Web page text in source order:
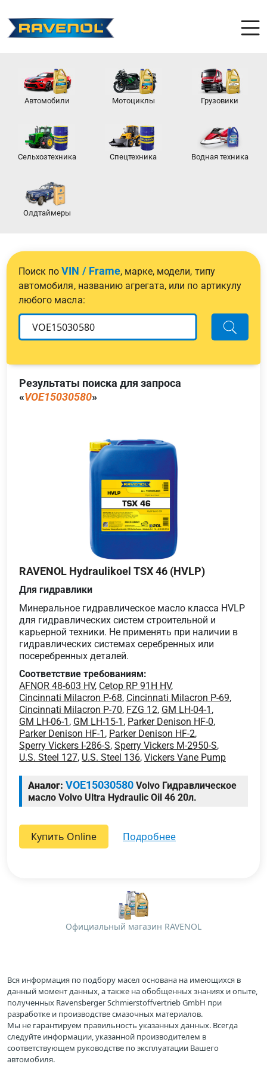
Автомобили Мотоциклы Грузовики
Сельхозтехника Спецтехника Водная техника
Олдтаймеры
Поиск поVIN / Frame, марке, модели, типу
автомобиля, названию агрегата, или по артикулу
любого масла:
Результаты поиска для запроса
«VOE15030580»
RAVENOL Hydraulikoel TSX 46 (HVLP)
Для гидравлики
Минеральное гидравлическое масло класса HVLP
для гидравлических систем строительной и
карьерной техники. Не применять при наличии в
гидравлических системах серебренных или
посеребренных деталей.
Соответствие требованиям:
AFNOR 48-603 HV, Cetop RP 91H HV,
Cincinnati Milacron P-68, Cincinnati Milacron P-69,
Cincinnati Milacron P-70, FZG 12, GM LH-04-1 ,
GM LH-06-1 , GM LH-15-1 , Parker Denison HF-0,
Parker Denison HF-1 , Parker Denison HF-2,
Sperry Vickers I-286-S, Sperry Vickers M-2950-S,
U.S. Steel 127, U.S. Steel 136, Vickers Vane Pump
Аналог: VOE15030580 Volvo Гидравлическое
масло Volvo Ultra Hydraulic Oil 46 20л.
Купить Online подробнее
Официальный магазин RAVENOL
Вся информация по подбору масел основана на имеющихся в
данный момент данных, а также на обобщенных знаниях и опыте,
полученных Ravensberger Schmierstoffvertrieb GmbH при
разработке и производстве смазочных материалов.
Мы не гарантируем правильность указанных данных. Всегда
следуйте информации, указанной производителем в
соответствующем руководстве по эксплуатации Вашего
автомобиля.